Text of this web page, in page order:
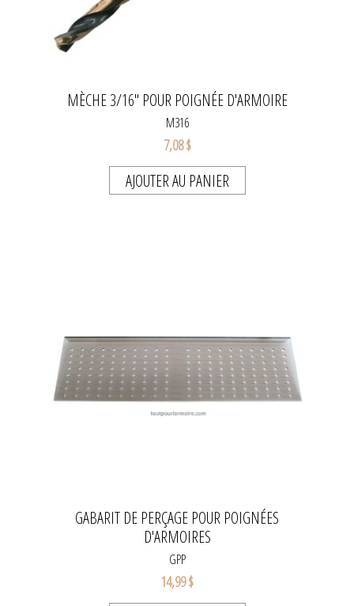
MÈCHE 3/16" POUR POIGNÉE D'ARMOIRE
M316
7,08 $
AJOUTER AU PANIER
GABARIT DE PERÇAGE POUR POIGNÉES
D'ARMOIRES
GPP
14,99 $